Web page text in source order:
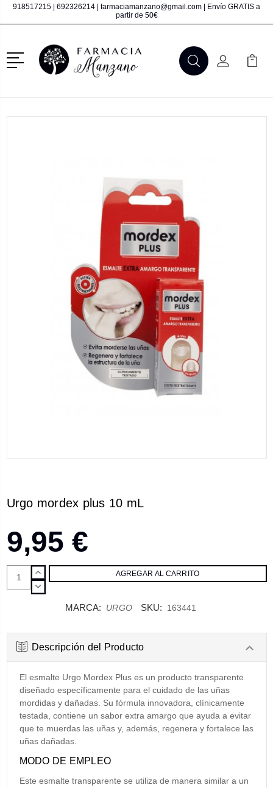
918517215 692326214 farmaciamanzano@gmail.com | Envío GRATIS a
partir de 50€
Menú
BuscarMi Cuenta
Mi
Urgo mordex plus 10 mL
9,95 €
AUMENTAR
CANTIDAD:
DISMINUIR
MARCA: URGO SKU: 163441
Descripción del Producto
El esmalte Urgo Mordex Plus es un producto transparente
diseñado específicamente para el cuidado de las uñas
mordidas y dañadas. Su fórmula innovadora, clínicamente
testada, contiene un sabor extra amargo que ayuda a evitar
que te muerdas las uñas y, además, regenera y fortalece las
uñas dañadas.
MODO DE EMPLEO
Este esmalte transparente se utiliza de manera similar a un